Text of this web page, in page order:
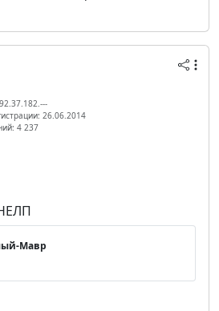
26.06.2014
4 237
Мавр